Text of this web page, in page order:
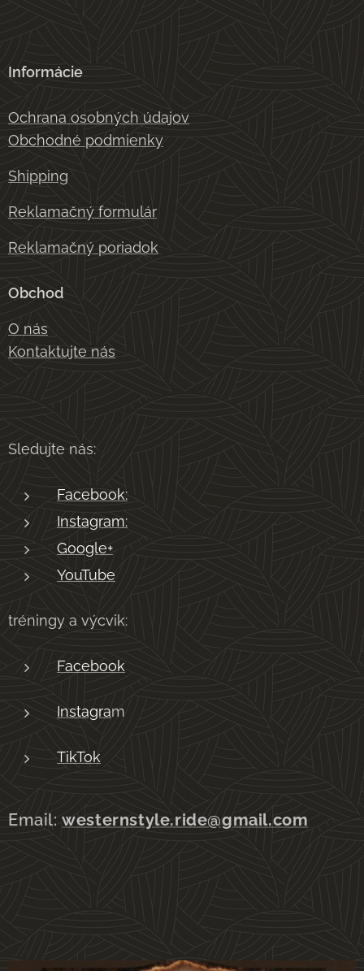
Informácie
Ochrana osobných údajov
Obchodné podmienky
Shipping
Reklamačný formulár
Reklamačný poriadok
Obchod
O nás
Kontaktujte nás
Sledujte nás:
Facebook:
Instagram:
Google+
YouTube
tréningy a výcvik:
Facebook
Instagram
TikTok
Email:westernstyle.ride@gmail.com